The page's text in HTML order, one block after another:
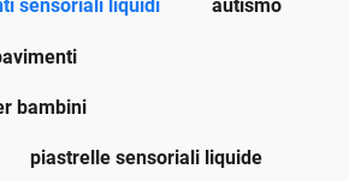
sensoriali liquidi autismo
bambini
piastrelle sensoriali liquide